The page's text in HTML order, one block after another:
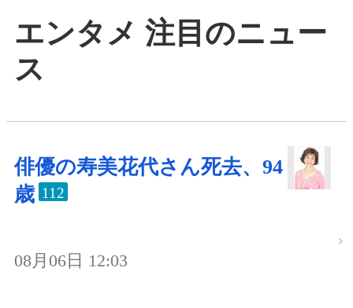
エンタメ 注目のニュー
ス
俳優の寿美花代さん死去、94
歳 112
08月06日 12:03